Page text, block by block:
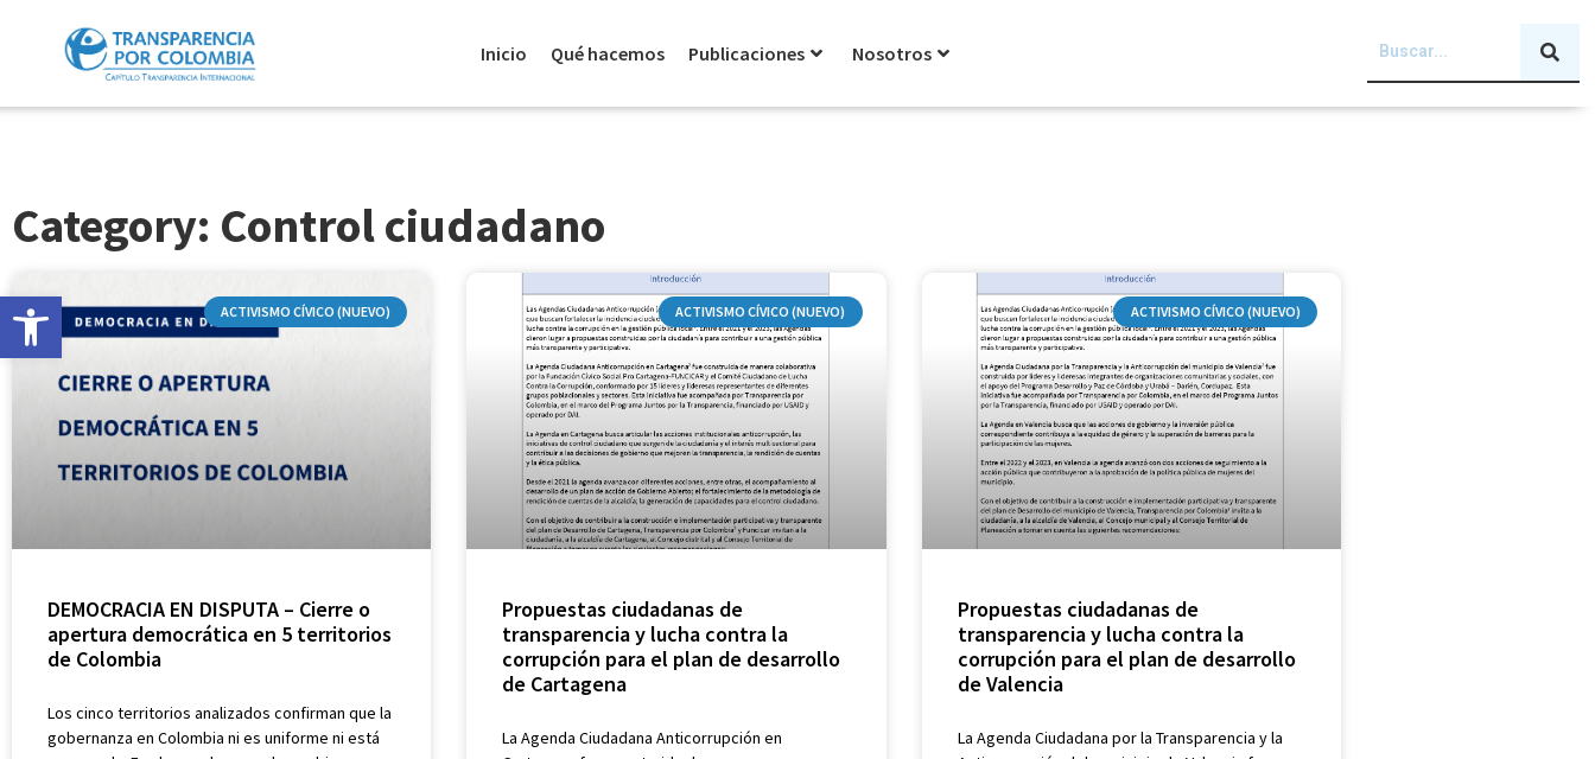
Abrir barra de herramientas
Inicio Qué hacemos Publicaciones Nosotros
Category: Control ciudadano
ACTIVISMO CÍVICO (NUEVO)
DEMOCRACIA EN DISPUTA – Cierre o
apertura democrática en 5 territorios
de Colombia
Los cinco territorios analizados confirman que la
gobernanza en Colombia ni es uniforme ni está
ACTIVISMO CÍVICO (NUEVO)
Propuestas ciudadanas de
transparencia y lucha contra la
corrupción para el plan de desarrollo
de Cartagena
La Agenda Ciudadana Anticorrupción en
ACTIVISMO CÍVICO (NUEVO)
Propuestas ciudadanas de
transparencia y lucha contra la
corrupción para el plan de desarrollo
de Valencia
La Agenda Ciudadana por la Transparencia y la